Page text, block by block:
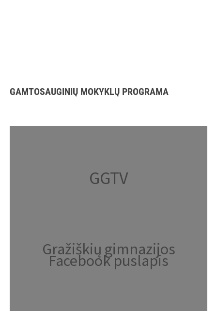
GAMTOSAUGINIŲ MOKYKLŲ PROGRAMA
GGTV
Gražiškių gimnazijos
Facebook puslapis